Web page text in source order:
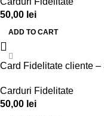
50,00 lei
ADD TO CART
Card Fidelitate cliente
Carduri Fidelitate
50,00 lei